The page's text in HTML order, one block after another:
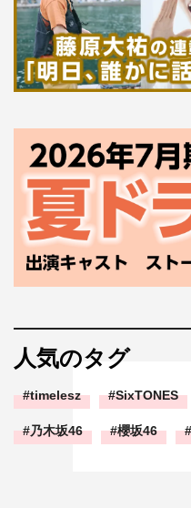
人気のタグ
timelesz SixTONES
乃木坂46 櫻坂46